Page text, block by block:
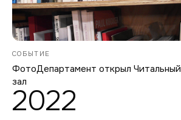
СОБЫТИЕ
ФотоДепартамент открыл Читальный
зал
2022